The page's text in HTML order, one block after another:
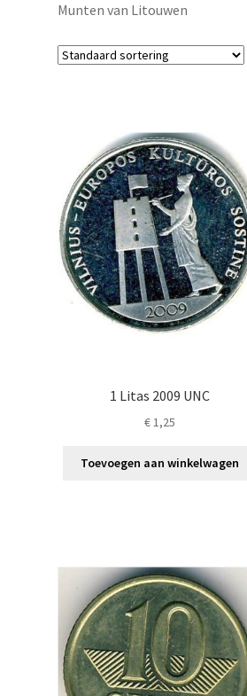
Munten van Litouwen
1 Litas 2009 UNC
€1,25
Toevoegen aan winkelwagen